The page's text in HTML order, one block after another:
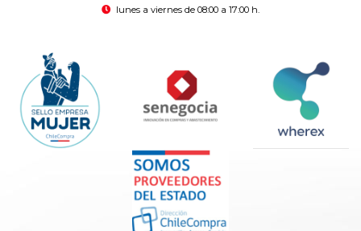
lunes a viernes de 08:00 a 17:00 h.